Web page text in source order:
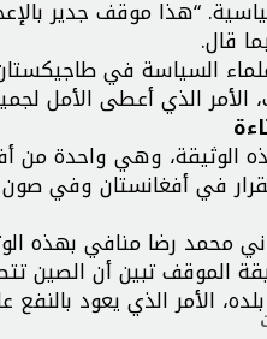
“هذا موقف جدير
قال.
السياسة في
الأمر الذي أعطى الأمل
الوثيقة، وهي واحدة من
في أفغانستان وفي صون
محمد رضا منافي بهذه
الموقف تبين أن الصين
الأمر الذي يعود